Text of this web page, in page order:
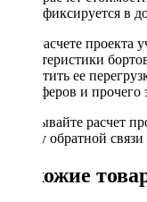
фиксируется в
При расчете проекта
характеристики
допустить ее
сабвуферов и
Заказывайте расчет
форму обратной
Похожие